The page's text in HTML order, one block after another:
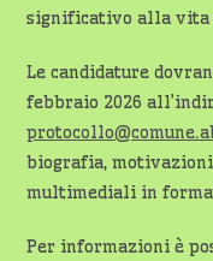
significativo alla vita
Le candidature
febbraio 2026
biografia,
multimediali in
Per informazioni è